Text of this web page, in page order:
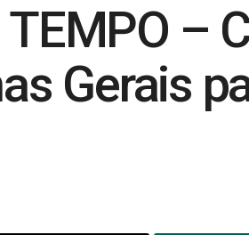
TEMPO –
Gerais